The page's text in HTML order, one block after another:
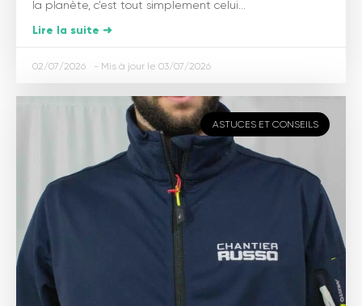
la planète, c’est tout simplement celui...
Lire la suite ➜
02/07/2026 03/07/2026
ASTUCES ET CONSEILS